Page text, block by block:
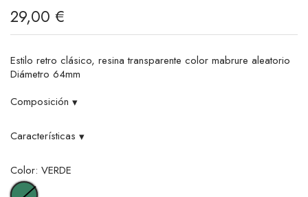
29,00 €
Estilo retro clásico, resina transparente color mabrure aleatorio
Diámetro 64mm
Composición ▾
Características ▾
Color: VERDE
VERDE